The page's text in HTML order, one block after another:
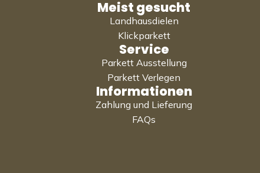
Meist gesucht
Landhausdielen
Klickparkett
Service
Parkett Ausstellung
Parkett Verlegen
Informationen
Zahlung und Lieferung
FAQs